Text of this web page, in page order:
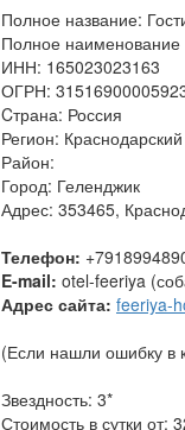
Полное название:
Полное
ИНН: 165023023163
ОГРН:
Cтрана: Россия
Регион:
Район:
Город: Геленджик
Адрес: 353465,
Телефон:
E-mail: otel-feeriya
Адрес сайта: feeriya-
(Если нашли ошибку в
Звездность: 3*
Стоимость в сутки от: